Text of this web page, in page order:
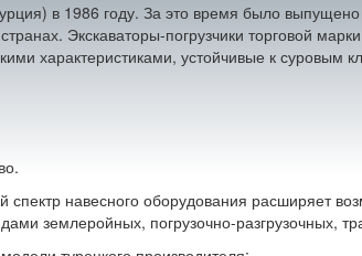
) в 1986 году. За это время было
Экскаваторы-погрузчики торговой
характеристиками, устойчивые к суровым
навесного оборудования расширяет
землеройных, погрузочно-разгрузочных,